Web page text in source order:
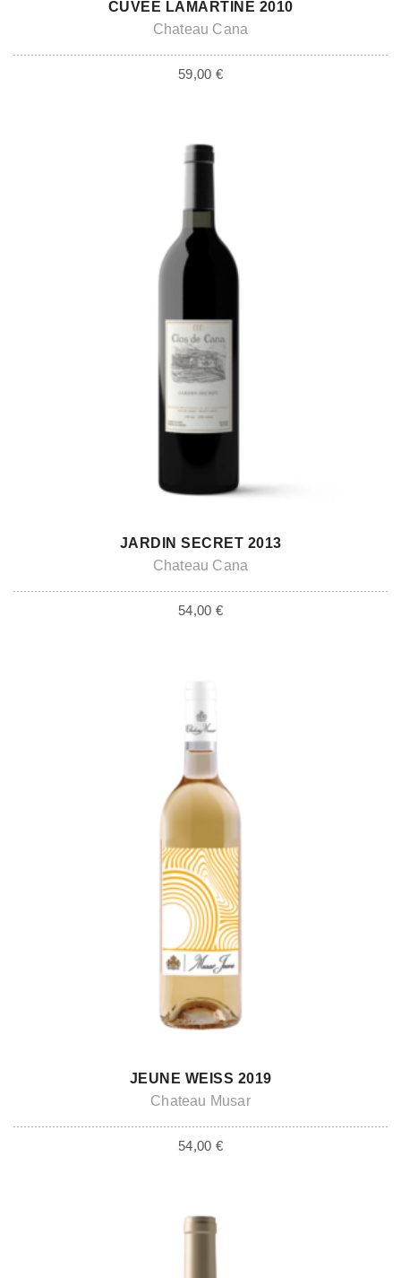
CUVEE LAMARTINE 2010
Chateau Cana
59,00 €
ADD TO CART
JARDIN SECRET 2013
Chateau Cana
54,00 €
ADD TO CART
JEUNE WEISS 2019
Chateau Musar
54,00 €